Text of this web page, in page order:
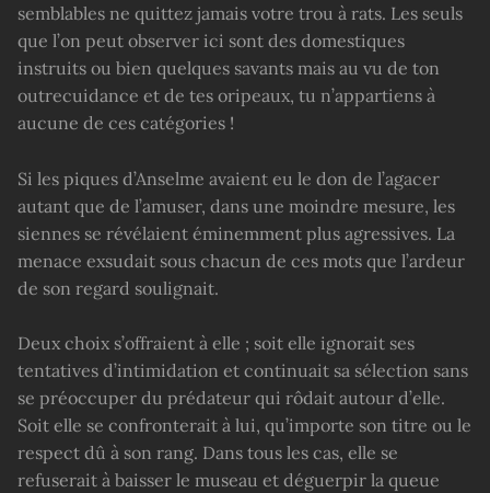
semblables ne quittez jamais votre trou à rats. Les seuls
que l’on peut observer ici sont des domestiques
instruits ou bien quelques savants mais au vu de ton
outrecuidance et de tes oripeaux, tu n’appartiens à
aucune de ces catégories !
Si les piques d’Anselme avaient eu le don de l’agacer
autant que de l’amuser, dans une moindre mesure, les
siennes se révélaient éminemment plus agressives. La
menace exsudait sous chacun de ces mots que l’ardeur
de son regard soulignait.
Deux choix s’offraient à elle ; soit elle ignorait ses
tentatives d’intimidation et continuait sa sélection sans
se préoccuper du prédateur qui rôdait autour d’elle.
Soit elle se confronterait à lui, qu’importe son titre ou le
respect dû à son rang. Dans tous les cas, elle se
refuserait à baisser le museau et déguerpir la queue